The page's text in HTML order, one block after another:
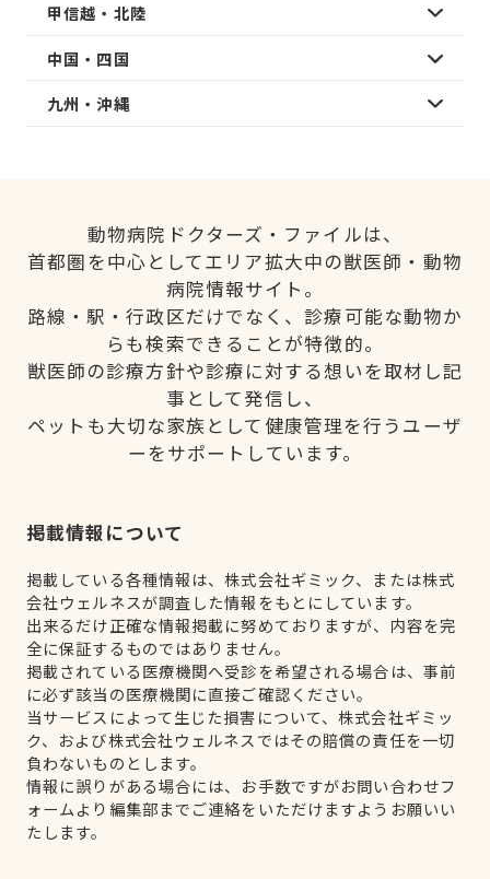
甲信越・北陸
中国・四国
九州・沖縄
動物病院ドクターズ・ファイルは、
首都圏を中心としてエリア拡大中の獣医師・動物
病院情報サイト。
路線・駅・行政区だけでなく、診療可能な動物か
らも検索できることが特徴的。
獣医師の診療方針や診療に対する想いを取材し記
事として発信し、
ペットも大切な家族として健康管理を行うユーザ
ーをサポートしています。
掲載情報について
掲載している各種情報は、株式会社ギミック、または株式
会社ウェルネスが調査した情報をもとにしています。
出来るだけ正確な情報掲載に努めておりますが、内容を完
全に保証するものではありません。
掲載されている医療機関へ受診を希望される場合は、事前
に必ず該当の医療機関に直接ご確認ください。
当サービスによって生じた損害について、株式会社ギミッ
ク、および株式会社ウェルネスではその賠償の責任を一切
負わないものとします。
情報に誤りがある場合には、お手数ですがお問い合わせフ
ォームより編集部までご連絡をいただけますようお願いい
たします。